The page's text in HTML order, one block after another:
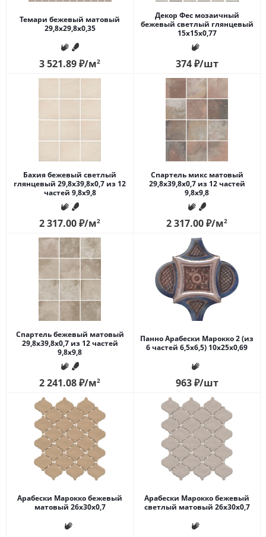
Темари бежевый матовый
29,8x29,8x0,35
3 521.89₽/м2
Декор Фес мозаичный
бежевый светлый глянцевый
15x15x0,77
374₽/шт
Бахия бежевый светлый
глянцевый 29,8х39,8x0,7 из 12
частей 9,8x9,8
2 317.00₽/м2
Спартель микс матовый
29,8х39,8x0,7 из 12 частей
9,8x9,8
2 317.00₽/м2
Спартель бежевый матовый
29,8х39,8x0,7 из 12 частей
9,8x9,8
2 241.08₽/м2
Панно Арабески Марокко 2 (из
6 частей 6,5х6,5) 10x25x0,69
963₽/шт
Арабески Марокко бежевый
матовый 26x30x0,7
Арабески Марокко бежевый
светлый матовый 26x30x0,7